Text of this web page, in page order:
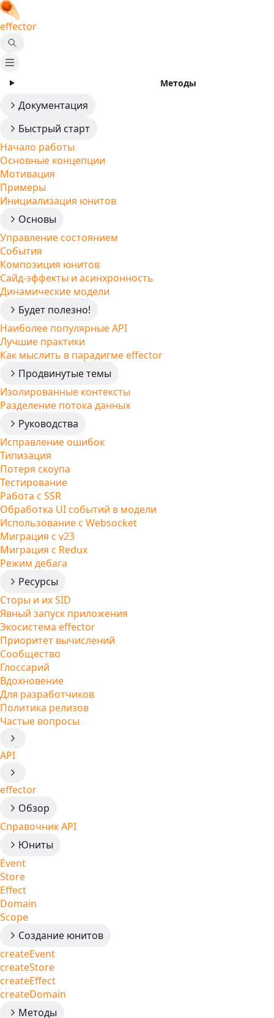
effector
Методы
Документация
Быстрый старт
Начало работы
Основные концепции
Мотивация
Примеры
Инициализация юнитов
Основы
Управление состоянием
События
Композиция юнитов
Сайд-эффекты и асинхронность
Динамические модели
Будет полезно!
Наиболее популярные API
Лучшие практики
Как мыслить в парадигме effector
Продвинутые темы
Изолированные контексты
Разделение потока данных
Руководства
Исправление ошибок
Типизация
Потеря скоупа
Тестирование
Работа с SSR
Обработка UI событий в модели
Использование с Websocket
Миграция с v23
Миграция с Redux
Режим дебага
Ресурсы
Сторы и их SID
Явный запуск приложения
Экосистема effector
Приоритет вычислений
Сообщество
Глоссарий
Вдохновение
Для разработчиков
Политика релизов
Частые вопросы
API
effector
Обзор
Справочник API
Юниты
Event
Store
Effect
Domain
Scope
Создание юнитов
createEvent
createStore
createEffect
createDomain
Методы